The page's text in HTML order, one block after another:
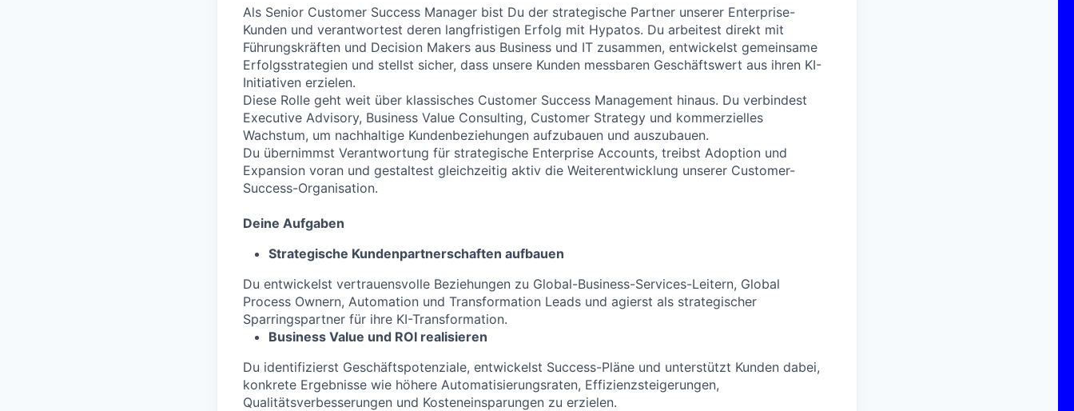
Als Senior Customer Success Manager bist Du der strategische Partner unserer Enterprise-
Kunden und verantwortest deren langfristigen Erfolg mit Hypatos. Du arbeitest direkt mit
Führungskräften und Decision Makers aus Business und IT zusammen, entwickelst gemeinsame
Erfolgsstrategien und stellst sicher, dass unsere Kunden messbaren Geschäftswert aus ihren KI-
Initiativen erzielen.
Diese Rolle geht weit über klassisches Customer Success Management hinaus. Du verbindest
Executive Advisory, Business Value Consulting, Customer Strategy und kommerzielles
Wachstum, um nachhaltige Kundenbeziehungen aufzubauen und auszubauen.
Du übernimmst Verantwortung für strategische Enterprise Accounts, treibst Adoption und
Expansion voran und gestaltest gleichzeitig aktiv die Weiterentwicklung unserer Customer-
Success-Organisation.
Deine Aufgaben
Strategische Kundenpartnerschaften aufbauen
Du entwickelst vertrauensvolle Beziehungen zu Global-Business-Services-Leitern, Global
Process Ownern, Automation und Transformation Leads und agierst als strategischer
Sparringspartner für ihre KI-Transformation.
Business Value und ROI realisieren
Du identifizierst Geschäftspotenziale, entwickelst Success-Pläne und unterstützt Kunden dabei,
konkrete Ergebnisse wie höhere Automatisierungsraten, Effizienzsteigerungen,
Qualitätsverbesserungen und Kosteneinsparungen zu erzielen.